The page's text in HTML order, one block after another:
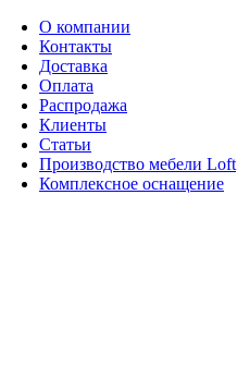
О компании
Контакты
Доставка
Оплата
Распродажа
Клиенты
Статьи
Производство мебели Loft
Комплексное оснащение